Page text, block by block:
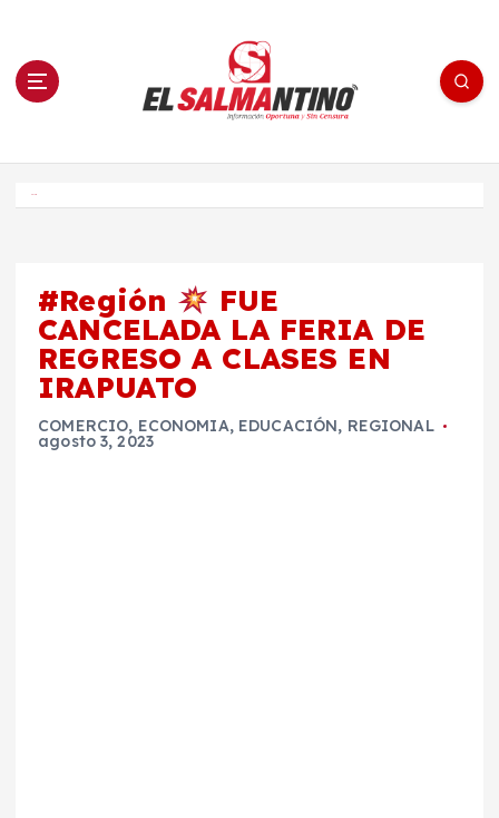
n El Salmantino - medios/noticias/editorial
#Región FUE
CANCELADA LA FERIA DE
REGRESO A CLASES EN
IRAPUATO
COMERCIO, ECONOMIA, EDUCACIÓN, REGIONAL
agosto 3, 2023